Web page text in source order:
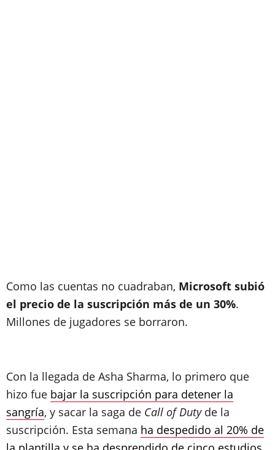
Como las cuentas no cuadraban, Microsoft subió
el precio de la suscripción más de un 30%.
Millones de jugadores se borraron.
Con la llegada de Asha Sharma, lo primero que
hizo fue bajar la suscripción para detener la
sangría, y sacar la saga de Call of Dutyde la
suscripción. Esta semana ha despedido al 20% de